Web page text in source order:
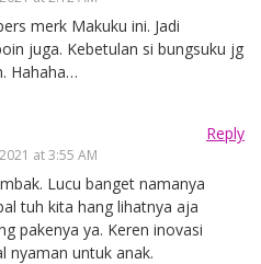
merk Makuku ini. Jadi
juga. Kebetulan si bungsuku jg
Hahaha…
at 3:55 AM
Reply
Lucu banget namanya
tuh kita hang lihatnya aja
pakenya ya. Keren inovasi
nyaman untuk anak.